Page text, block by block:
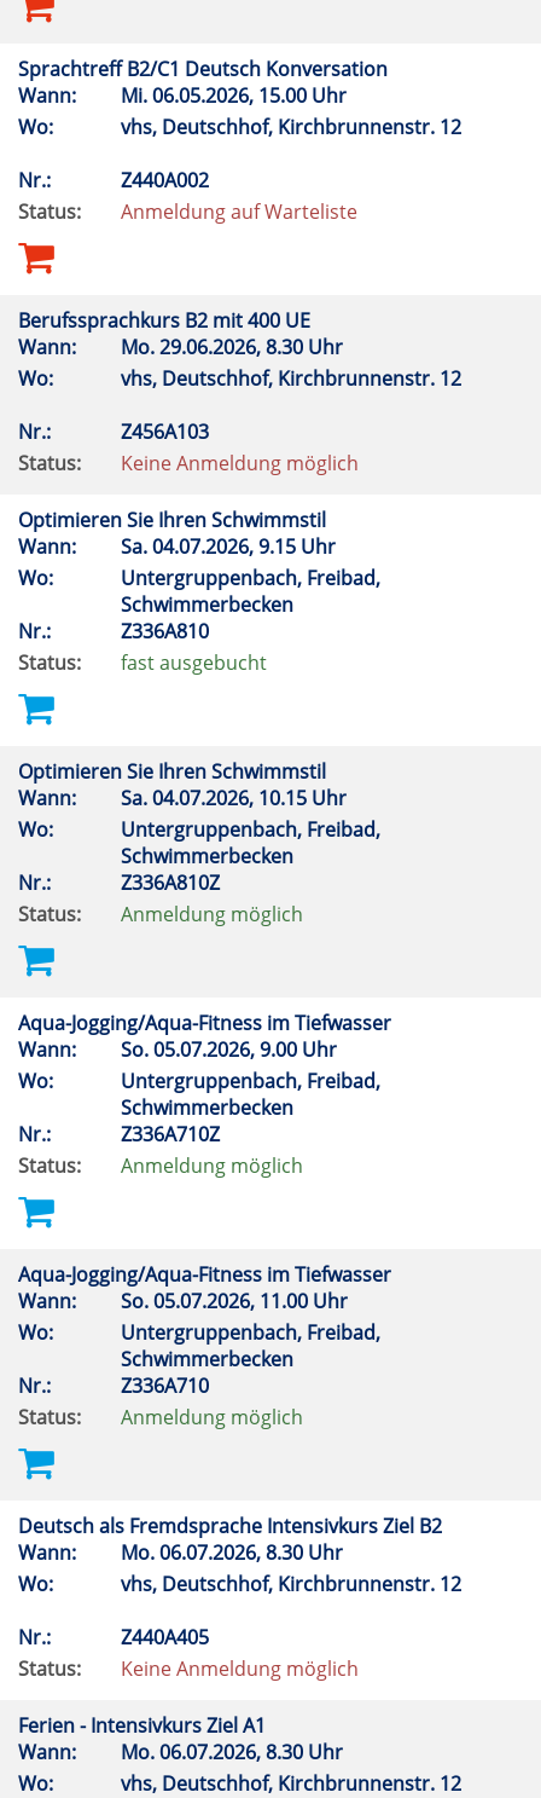
Sprachtreff B2/C1 Deutsch Konversation
Wann:
Mi.06.05.2026, 15.00 Uhr
Wo:
vhs, Deutschhof, Kirchbrunnenstr. 12
Nr.:
Z440A002
Status:
Anmeldung auf Warteliste
Berufssprachkurs B2 mit 400 UE
Wann:
Mo.29.06.2026, 8.30 Uhr
Wo:
vhs, Deutschhof, Kirchbrunnenstr. 12
Nr.:
Z456A103
Status:
Keine Anmeldung möglich
Optimieren Sie Ihren Schwimmstil
Wann:
Sa.04.07.2026, 9.15 Uhr
Wo:
Untergruppenbach, Freibad,
Schwimmerbecken
Nr.:
Z336A810
Status:
fast ausgebucht
Optimieren Sie Ihren Schwimmstil
Wann:
Sa.04.07.2026, 10.15 Uhr
Wo:
Untergruppenbach, Freibad,
Schwimmerbecken
Nr.:
Z336A810Z
Status:
Anmeldung möglich
Aqua-Jogging/Aqua-Fitness im Tiefwasser
Wann:
So.05.07.2026, 9.00 Uhr
Wo:
Untergruppenbach, Freibad,
Schwimmerbecken
Nr.:
Z336A710Z
Status:
Anmeldung möglich
Aqua-Jogging/Aqua-Fitness im Tiefwasser
Wann:
So.05.07.2026, 11.00 Uhr
Wo:
Untergruppenbach, Freibad,
Schwimmerbecken
Nr.:
Z336A710
Status:
Anmeldung möglich
Deutsch als Fremdsprache Intensivkurs Ziel B2
Wann:
Mo.06.07.2026, 8.30 Uhr
Wo:
vhs, Deutschhof, Kirchbrunnenstr. 12
Nr.:
Z440A405
Status:
Keine Anmeldung möglich
Ferien - Intensivkurs Ziel A1
Wann:
Mo.06.07.2026, 8.30 Uhr
Wo:
vhs, Deutschhof, Kirchbrunnenstr. 12